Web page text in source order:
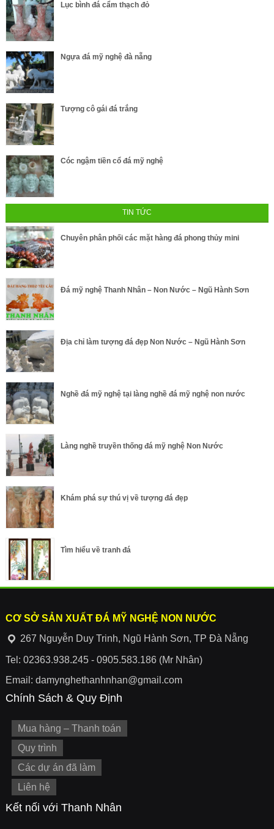
Lục bình đá cẩm thạch đỏ
Ngựa đá mỹ nghệ đà nẵng
Tượng cô gái đá trắng
Cóc ngậm tiền cổ đá mỹ nghệ
TIN TỨC
Chuyên phân phối các mặt hàng đá phong thủy mini
Đá mỹ nghệ Thanh Nhân – Non Nước – Ngũ Hành Sơn
Địa chỉ làm tượng đá đẹp Non Nước – Ngũ Hành Sơn
Nghề đá mỹ nghệ tại làng nghề đá mỹ nghệ non nước
Làng nghề truyền thống đá mỹ nghệ Non Nước
Khám phá sự thú vị về tượng đá đẹp
Tìm hiểu về tranh đá
CƠ SỞ SẢN XUẤT ĐÁ MỸ NGHỆ NON NƯỚC
267 Nguyễn Duy Trinh, Ngũ Hành Sơn, TP Đà Nẵng
Tel: 02363.938.245 - 0905.583.186 (Mr Nhân)
Email: damynghethanhnhan@gmail.com
Chính Sách & Quy Định
Mua hàng – Thanh toán
Quy trình
Các dự án đã làm
Liên hệ
Kết nối với Thanh Nhân